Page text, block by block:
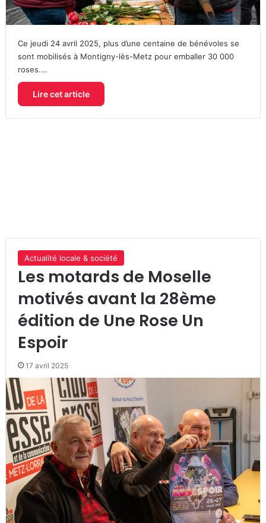
Ce jeudi 24 avril 2025, plus d’une centaine de bénévoles se
sont mobilisés à Montigny-lès-Metz pour emballer 30 000
roses.…
Lire cet article
Actualité locale & société
Les motards de Moselle
motivés avant la 28ème
édition de Une Rose Un
Espoir
17 avril 2025